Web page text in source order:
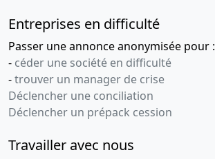
Entreprises en difficulté
Passer une annonce anonymisée pour :
- céder une société en difficulté
-trouver un manager de crise
Déclencher une conciliation
Déclencher un prépack cession
Travailler avec nous